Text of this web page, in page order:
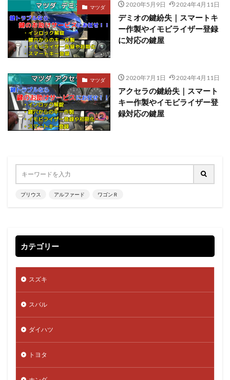
マツダ 2020年5月9日 2024年4月11日
デミオの鍵紛失｜スマートキ
ー作製やイモビライザー登録
に対応の鍵屋
マツダ 2020年7月1日 2024年4月11日
アクセラの鍵紛失｜スマート
キー作製やイモビライザー登
録対応の鍵屋
プリウス アルファード ワゴンＲ
カテゴリー
スズキ
スバル
ダイハツ
トヨタ